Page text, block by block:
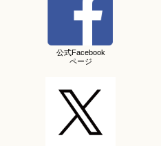
公式Facebook
ページ